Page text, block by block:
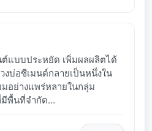
แบบประหยัด เพิ่มผลผลิตได้
งบ่อซีเมนต์กลายเป็นหนึ่งใน
อย่างแพร่หลายในกลุ่ม
มีพื้นที่จำกัด...